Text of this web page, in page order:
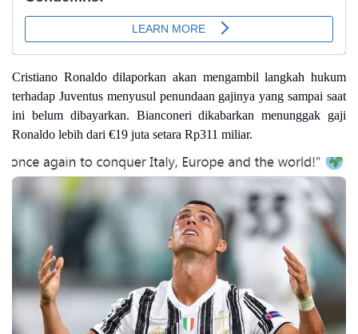
Cristiano Ronaldo dilaporkan akan mengambil langkah hukum
terhadap Juventus menyusul penundaan gajinya yang sampai saat
ini belum dibayarkan. Bianconeri dikabarkan menunggak gaji
Ronaldo lebih dari €19 juta setara Rp311 miliar.